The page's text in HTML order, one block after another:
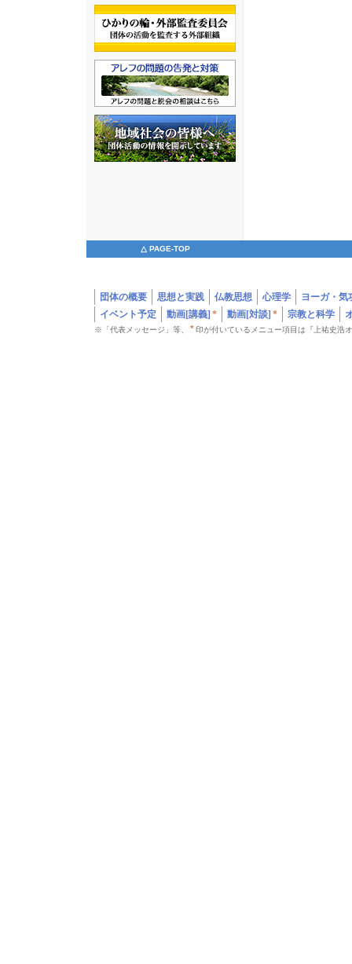
△ PAGE-TOP
団体の概要 思想と実践 仏教思想 心理学
ヨーガ・気
イベント予定
動画[講義] * 動画[対談] * 宗教と科学
※「代表メッセージ」等、 * 印が付いているメニュー項目は『上祐史浩